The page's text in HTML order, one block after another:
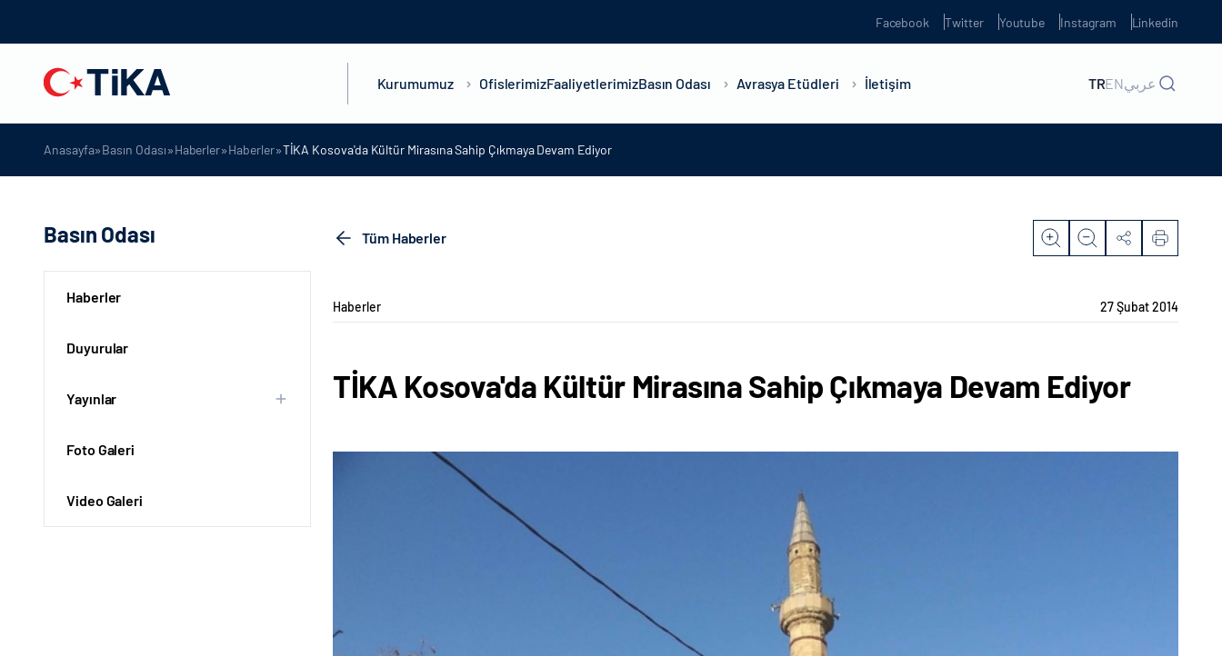
Facebook Twitter Youtube Instagram Linkedin
Kurumumuz OfislerimizFaaliyetlerimizBasın Odası Avrasya Etüdleri İletişim TRENعربي
Anasayfa»Basın Odası»Haberler»Haberler»TİKA Kosova'da Kültür Mirasına Sahip Çıkmaya Devam Ediyor
Basın Odası
Haberler
Duyurular
Yayınlar
Foto Galeri
Video Galeri
Tüm Haberler
Haberler 27 Şubat 2014
TİKA Kosova'da Kültür Mirasına Sahip Çıkmaya Devam Ediyor